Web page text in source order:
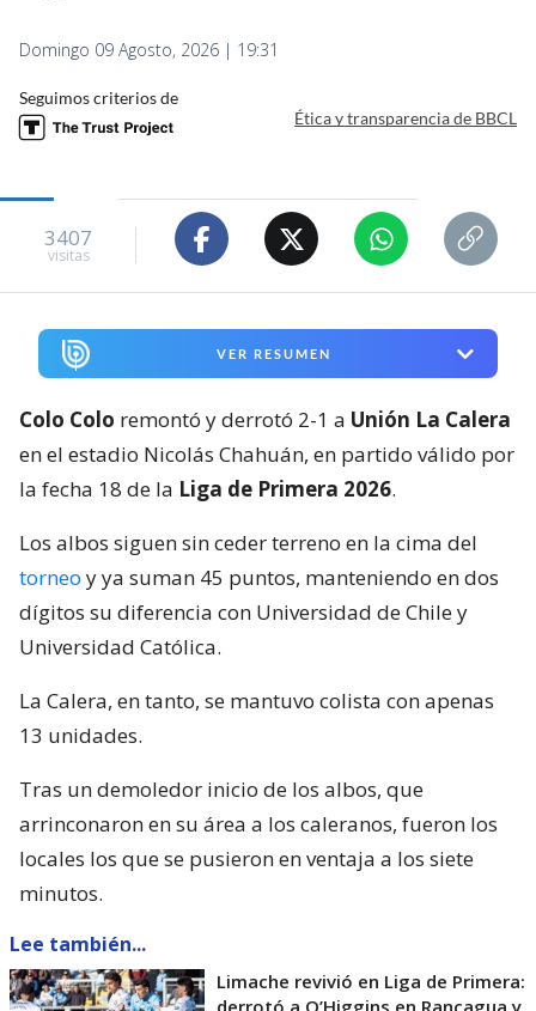
Domingo 09 Agosto, 2026 | 19:31
Seguimos criterios de
Ética y transparencia de BBCL
3407
visitas
VER RESUMEN
Colo Colo remontó y derrotó 2-1 a Unión La Calera
en el estadio Nicolás Chahuán, en partido válido por
la fecha 18 de la Liga de Primera 2026.
Los albos siguen sin ceder terreno en la cima del
torneo y ya suman 45 puntos, manteniendo en dos
dígitos su diferencia con Universidad de Chile y
Universidad Católica.
La Calera, en tanto, se mantuvo colista con apenas
13 unidades.
Tras un demoledor inicio de los albos, que
arrinconaron en su área a los caleranos, fueron los
locales los que se pusieron en ventaja a los siete
minutos.
Lee también...
Limache revivió en Liga de Primera:
derrotó a O’Higgins en Rancagua y